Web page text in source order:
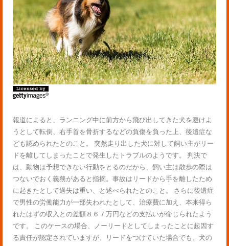
報道によると、ランニング中に前方から飛び出してきた犬を避けよ
うとして転倒、右手首を骨折するなどの負傷を負った上、後遺症な
ども認められたとのこと。 突然走り出した犬に対して飼い主がリー
ドを離してしまったことで発生したトラブルのようです。 判決で
は、動物は予想できない行動をとるのだから、飼い主は散歩の際は
つないでおく義務があると指摘。事故はリードから手を離したため
に起きたとして過失は重い、と述べられたとのこと。 さらに後遺症
で男性の労働能力が一部失われたとして、治療費に加え、本来得ら
れたはずの収入との差額８６７万円などの支払いが命じられたよう
です。 このケースの場合、ノーリードとしてしまったことに起因す
る責任が認定されていますが、リードをつけていた場合でも、犬の